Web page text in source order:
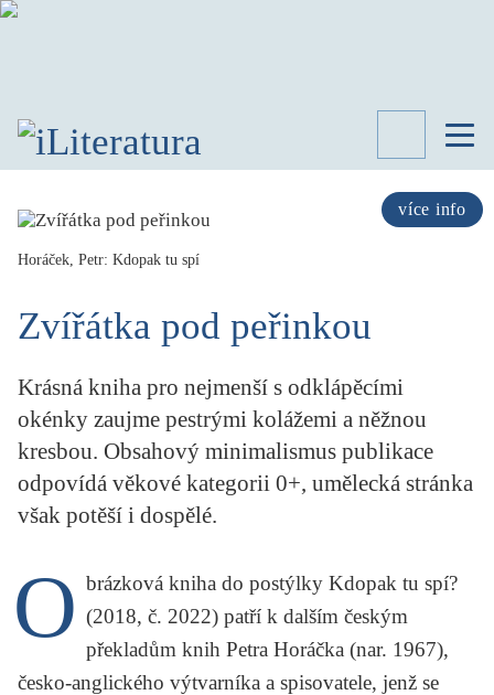
více info
SPISOVATELÉ
KNIHY
LITERATURY
KATEGORIE
STUDIE
PORTRÉT
SLOUPEK
ILIGLOSA
Horáček, Petr: Kdopak tu spí
Zvířátka pod peřinkou
Krásná kniha pro nejmenší s odklápěcími
okénky zaujme pestrými kolážemi a něžnou
kresbou. Obsahový minimalismus publikace
odpovídá věkové kategorii 0+, umělecká stránka
však potěší i dospělé.
O brázková kniha do postýlky Kdopak tu spí?
(2018, č. 2022) patří k dalším českým
překladům knih Petra Horáčka (nar. 1967),
česko-anglického výtvarníka a spisovatele, jenž se